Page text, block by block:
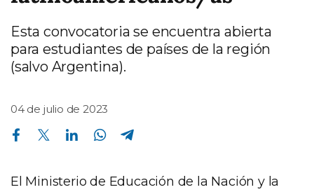
Esta convocatoria se encuentra abierta
para estudiantes de países de la región
(salvo Argentina).
04 de julio de 2023
Compartir en Facebook Compartir en Twitter Compartir en Linkedin Compartir en Whatsapp
El Ministerio de Educación de la Nación y la